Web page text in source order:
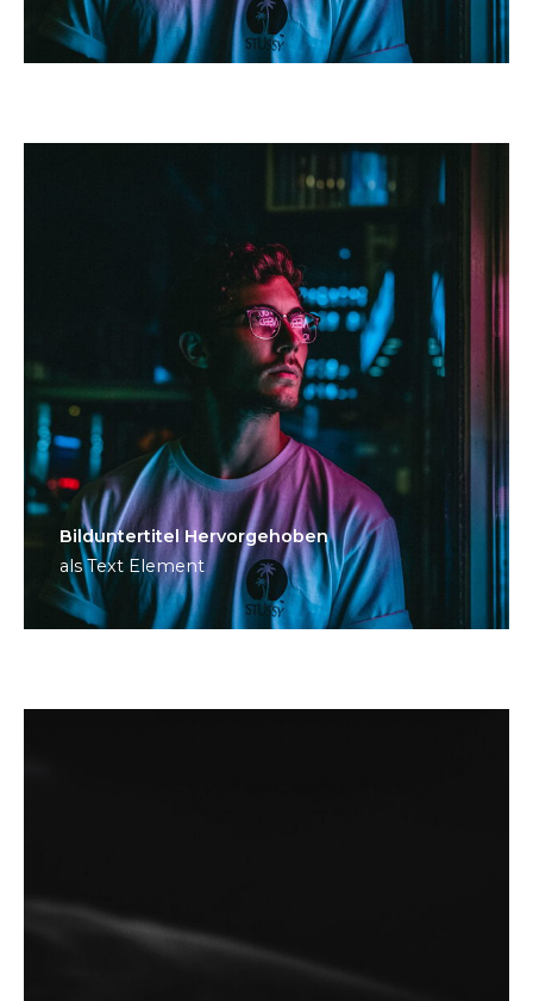
Bild­unter­titel Hervorgehoben
als Text Element